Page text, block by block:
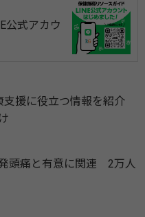
公式アカウ
援に役立つ情報を紹介
頭痛と有意に関連 2万人